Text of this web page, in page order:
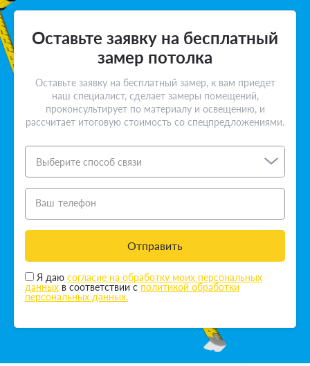
Оставьте заявку на бесплатный
замер потолка
Оставьте заявку на бесплатный замер, к вам приедет
наш специалист, сделает замеры помещений,
проконсультирует по материалу и освещению, и
рассчитает итоговую стоимость со спецпредложениями.
Выберите способ связи
Ваш телефон
Отправить
Я даю согласие на обработку моих персональных
данных в соответствии с политикой обработки
персональных данных.